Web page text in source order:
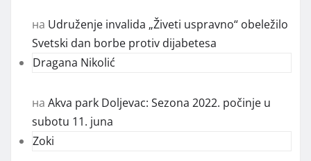
на Udruženje invalida „Živeti uspravno“ obeležilo
Svetski dan borbe protiv dijabetesa
Dragana Nikolić
на Akva park Doljevac: Sezona 2022. počinje u
subotu 11. juna
Zoki